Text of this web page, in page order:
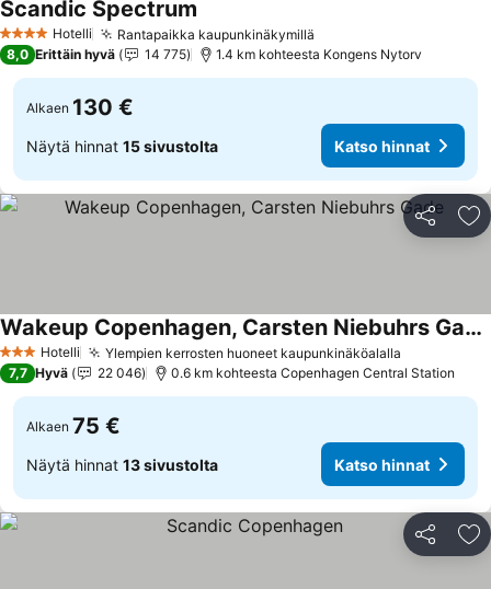
4 Tähtiluokitus
Hotelli Rantapaikka kaupunkinäkymillä
Scandic Spectrum
8,0 Erittäin hyvä 14 775 1.4 km kohteesta Kongens Nytorv
Alkaen 130 €
Näytä hinnat 15 sivustolta Katso hinnat
Jaa
3 Tähtiluokitus
Hotelli Ylempien kerrosten huoneet kaupunkinäköalalla
Wakeup Copenhagen, Carsten Niebuhrs Gade
7,7 Hyvä 22 046 0.6 km kohteesta Copenhagen Central Station
Alkaen 75 €
Näytä hinnat 13 sivustolta Katso hinnat
Jaa